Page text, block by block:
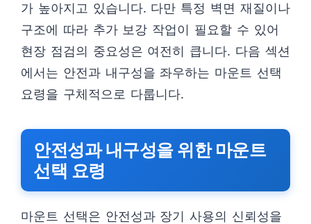
가 높아지고 있습니다. 다만 특정 벽면 재질이나
구조에 따라 추가 보강 작업이 필요할 수 있어
현장 점검의 중요성은 여전히 큽니다. 다음 섹션
에서는 안전과 내구성을 좌우하는 마운트 선택
요령을 구체적으로 다룹니다.
안전성과 내구성을 위한 마운트
선택 요령
마운트 선택은 안전성과 장기 사용의 신뢰성을